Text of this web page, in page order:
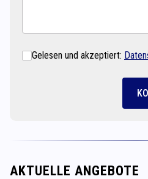
Gelesen und akzeptiert:
AKTUELLE ANGEBOTE